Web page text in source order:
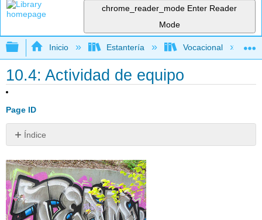
chrome_reader_mode Enter Reader
Mode
Expandir/contraer jerarquía global
Inicio Estantería Vocacional
10.4: Actividad de equipo
Page ID
Índice
general
Objetivos
de
la
actividad